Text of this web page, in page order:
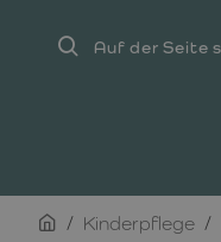
Auf
homeKinderpflege